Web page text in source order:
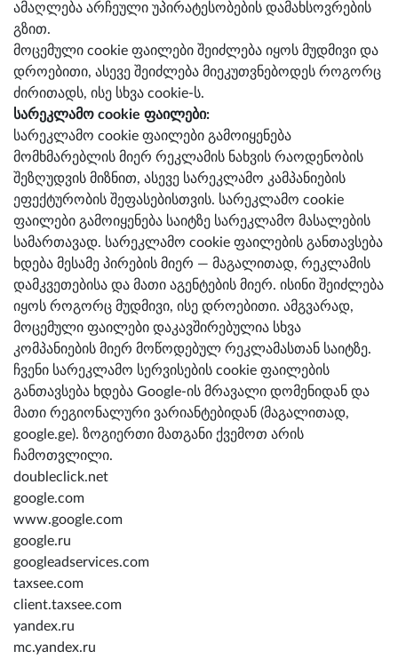
ამაღლება არჩეული უპირატესობების დამახსოვრების
გზით.
მოცემული cookie ფაილები შეიძლება იყოს მუდმივი და
დროებითი, ასევე შეიძლება მიეკუთვნებოდეს როგორც
ძირითადს, ისე სხვა cookie-ს.
სარეკლამო cookie ფაილები:
სარეკლამო cookie ფაილები გამოიყენება
მომხმარებლის მიერ რეკლამის ნახვის რაოდენობის
შეზღუდვის მიზნით, ასევე სარეკლამო კამპანიების
ეფექტურობის შეფასებისთვის. სარეკლამო cookie
ფაილები გამოიყენება საიტზე სარეკლამო მასალების
სამართავად. სარეკლამო cookie ფაილების განთავსება
ხდება მესამე პირების მიერ — მაგალითად, რეკლამის
დამკვეთებისა და მათი აგენტების მიერ. ისინი შეიძლება
იყოს როგორც მუდმივი, ისე დროებითი. ამგვარად,
მოცემული ფაილები დაკავშირებულია სხვა
კომპანიების მიერ მოწოდებულ რეკლამასთან საიტზე.
ჩვენი სარეკლამო სერვისების cookie ფაილების
განთავსება ხდება Google-ის მრავალი დომენიდან და
მათი რეგიონალური ვარიანტებიდან (მაგალითად,
google.ge). ზოგიერთი მათგანი ქვემოთ არის
ჩამოთვლილი.
doubleclick.net
google.com
www.google.com
google.ru
googleadservices.com
taxsee.com
client.taxsee.com
yandex.ru
mc.yandex.ru